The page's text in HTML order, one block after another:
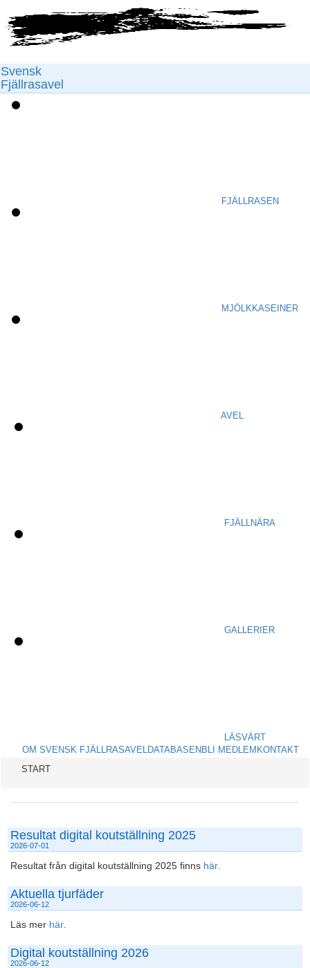
Svensk
Fjällrasavel
FJÄLLRASEN
MJÖLKKASEINER
AVEL
FJÄLLNÄRA
GALLERIER
LÄSVÄRT
OM SVENSK FJÄLLRASAVELDATABASEN BLI MEDLEM KONTAKT
START
Resultat digital koutställning 2025
2026-07-01
Resultat från digital koutställning 2025 finns här
Aktuella tjurfäder
2026-06-12
Läs mer här
Digital koutställning 2026
2026-06-12